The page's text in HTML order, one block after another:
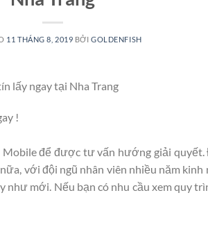
11 THÁNG 8, 2019 BỞIGOLDENFISH
lấy ngay tại Nha Trang
!
để được tư vấn hướng giải
với đội ngũ nhân viên nhiều năm
như mới. Nếu bạn có nhu cầu xem quy